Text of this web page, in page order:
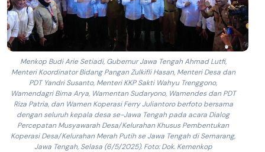
Menkop Budi Arie Setiadi, Gubernur Jawa Tengah Ahmad Lutfi,
Menteri Koordinator Bidang Pangan Zulkifli Hasan, Menteri Desa dan
PDT Yandri Susanto, Menteri KKP Sakti Wahyu Trenggono,
Wamendagri Bima Arya, Wamentan Sudaryono, Wamendes dan PDT
Riza Patria, dan Wamen Koperasi Ferry Juliantoro berfoto bersama
dengan seluruh kepala desa se-Jawa Tengah pada acara Dialog
Percepatan Musyawarah Desa/Kelurahan Khusus Pembentukan
Koperasi Desa/Kelurahan Merah Putih se Jawa Tengah di Semarang,
Jawa Tengah, Selasa (6/5/2025). Foto: Dok. Kemenkop